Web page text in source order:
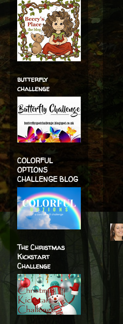
butterfly
challenge
COLORFUL
OPTIONS
CHALLENGE BLOG
The Christmas
Kickstart
Challenge